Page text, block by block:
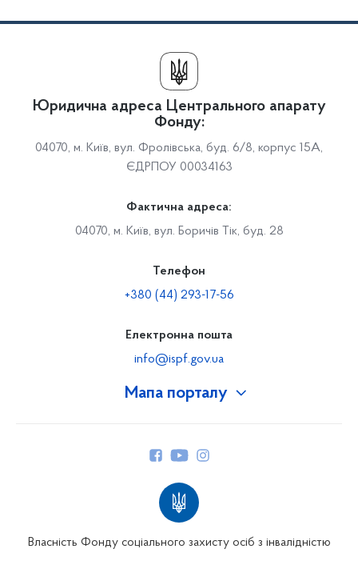
Мапа порталу
Юридична адреса Центрального апарату
Фонду:
04070, м. Київ, вул. Фролівська, буд. 6/8, корпус 15А,
ЄДРПОУ 00034163
Фактична адреса:
04070, м. Київ, вул. Боричів Тік, буд. 28
Телефон
+380 (44) 293-17-56
Електронна пошта
info@ispf.gov.ua
Власність Фонду соціального захисту осіб з інвалідністю